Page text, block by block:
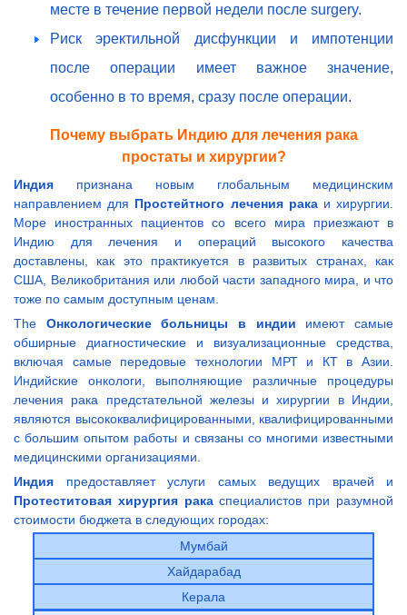
месте в течение первой недели после surgery.
Риск эректильной дисфункции и импотенции
после операции имеет важное значение,
особенно в то время, сразу после операции.
Почему выбрать Индию для лечения рака
простаты и хирургии?
Индия признана новым глобальным медицинским
направлением для Простейтного лечения ракаи хирургии.
Море иностранных пациентов со всего мира приезжают в
Индию для лечения и операций высокого качества
доставлены, как это практикуется в развитых странах, как
США, Великобритания или любой части западного мира, и что
тоже по самым доступным ценам.
The Онкологические больницы в индии имеют самые
обширные диагностические и визуализационные средства,
включая самые передовые технологии МРТ и КТ в Азии.
Индийские онкологи, выполняющие различные процедуры
лечения рака предстательной железы и хирургии в Индии,
являются высококвалифицированными, квалифицированными
с большим опытом работы и связаны со многими известными
медицинскими организациями.
Индия предоставляет услуги самых ведущих врачей и
Протеститовая хирургия ракаспециалистов при разумной
стоимости бюджета в следующих городах:
Мумбай
Хайдарабад
Керала